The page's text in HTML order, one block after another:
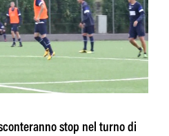
stop nel turno di